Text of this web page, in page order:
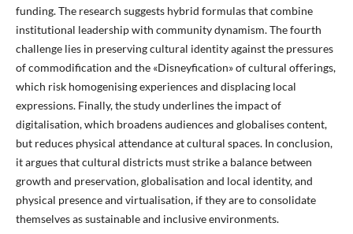
funding. The research suggests hybrid formulas that combine
institutional leadership with community dynamism. The fourth
challenge lies in preserving cultural identity against the pressures
of commodification and the «Disneyfication» of cultural offerings,
which risk homogenising experiences and displacing local
expressions. Finally, the study underlines the impact of
digitalisation, which broadens audiences and globalises content,
but reduces physical attendance at cultural spaces. In conclusion,
it argues that cultural districts must strike a balance between
growth and preservation, globalisation and local identity, and
physical presence and virtualisation, if they are to consolidate
themselves as sustainable and inclusive environments.